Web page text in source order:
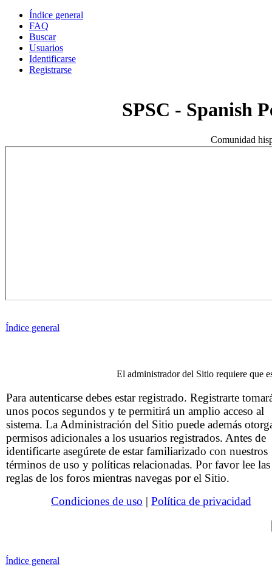
Índice general
FAQ
Buscar
Usuarios
Identificarse
Registrarse
SPSC - Spanish
Comunidad
Índice general
El administrador del Sitio requiere que
Para autenticarse debes estar registrado. Registrarte
unos pocos segundos y te permitirá un amplio acceso al
sistema. La Administración del Sitio puede además
permisos adicionales a los usuarios registrados. Antes de
identificarte asegúrete de estar familiarizado con nuestros
términos de uso y políticas relacionadas. Por favor lee las
reglas de los foros mientras navegas por el Sitio.
Condiciones de uso | Política de privacidad
Índice general